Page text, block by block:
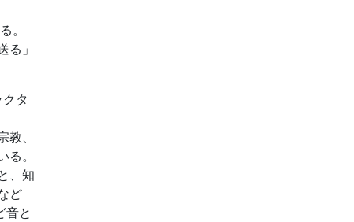
。
る」
タ
、
。
、知
ど
音と